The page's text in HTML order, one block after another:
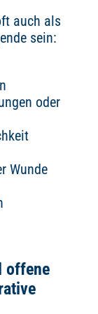
auch als
sein:
oder
Wunde
offene